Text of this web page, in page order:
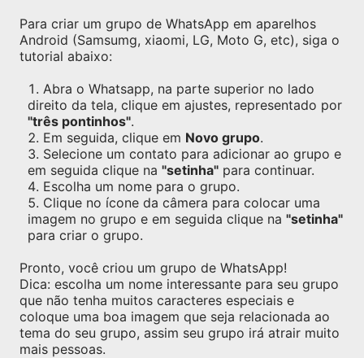
Para criar um grupo de WhatsApp em aparelhos
Android (Samsumg, xiaomi, LG, Moto G, etc), siga o
tutorial abaixo:
Abra o Whatsapp, na parte superior no lado
direito da tela, clique em ajustes, representado por
"três pontinhos".
Em seguida, clique em Novo grupo.
Selecione um contato para adicionar ao grupo e
em seguida clique na "setinha" para continuar.
Escolha um nome para o grupo.
Clique no ícone da câmera para colocar uma
imagem no grupo e em seguida clique na "setinha"
para criar o grupo.
Pronto, você criou um grupo de WhatsApp!
Dica: escolha um nome interessante para seu grupo
que não tenha muitos caracteres especiais e
coloque uma boa imagem que seja relacionada ao
tema do seu grupo, assim seu grupo irá atrair muito
mais pessoas.